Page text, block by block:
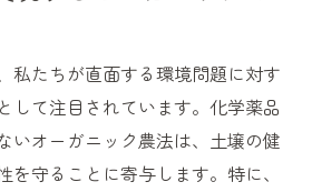
私たちが直面する環境問題に対す
して注目されています。化学薬品
いオーガニック農法は、土壌の健
守ることに寄与します。特に、